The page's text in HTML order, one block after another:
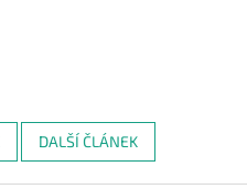
DALŠÍ ČLÁNEK